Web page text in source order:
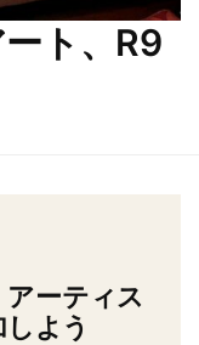
ト、R9
ーティス
よう